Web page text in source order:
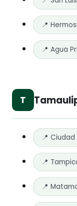
📍
📍 Agua
T
📍
📍
📍